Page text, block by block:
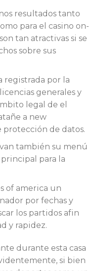
resultados tanto
para el casino on-
tan atractivas si se
sobre sus
registrada por la
generales y
legal de el
a new
protección de datos.
también su menú
para la
of america un
por fechas y
los partidos afin
y rapidez.
durante esta casa
si bien